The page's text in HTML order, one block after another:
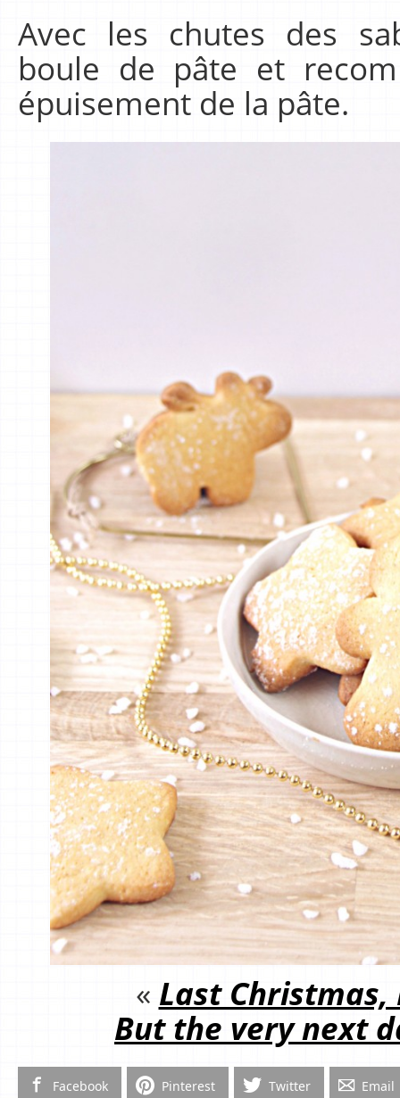
Avec les chutes des
boule de pâte et
épuisement de la pâte.
« Last
But the very next
Facebook Pinterest Twitter Email